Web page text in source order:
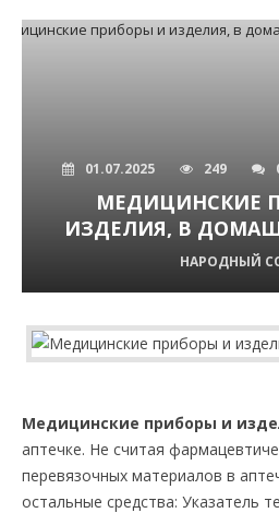
01.07.2025 249
МЕДИЦИНСКИЕ
ИЗДЕЛИЯ, В
НАРОДНЫЙ
Медицинские приборы и
аптечке. Не считая
перевязочных материалов в
остальные средства: Указатель